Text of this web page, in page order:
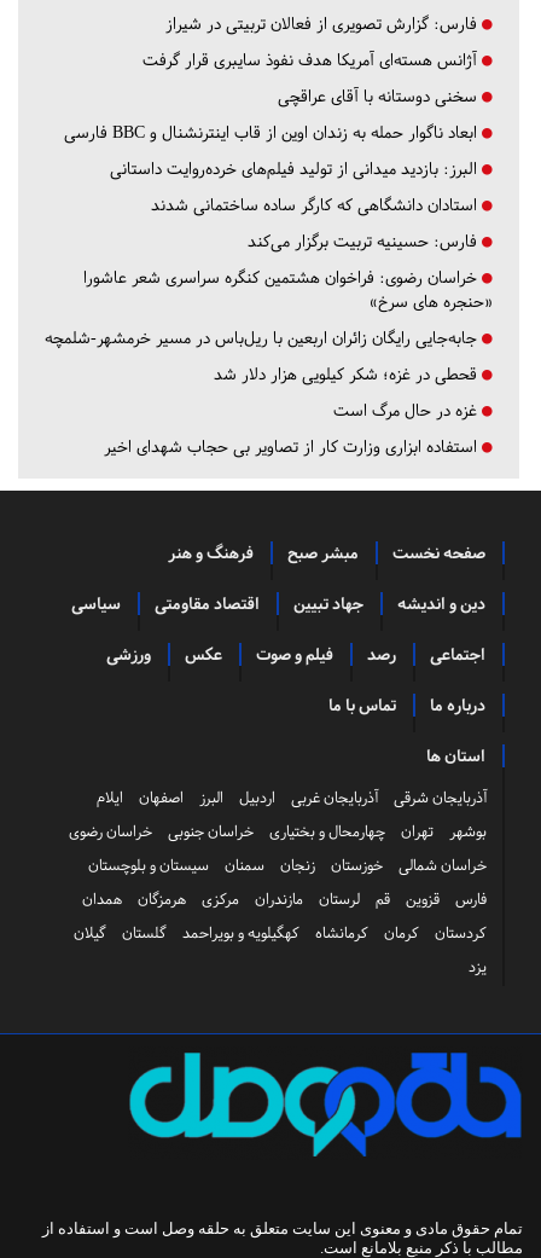
فارس: گزارش تصویری از فعالان تربیتی در شیراز
آژانس هسته‌ای آمریکا هدف نفوذ سایبری قرار گرفت
سخنی دوستانه با آقای عراقچی
ابعاد ناگوار حمله به زندان اوین از قاب اینترنشنال و BBC فارسی
البرز: بازدید میدانی از تولید فیلم‌های خرده‌روایت داستانی
استادان دانشگاهی که کارگر ساده ساختمانی شدند
فارس: حسینیه تربیت برگزار می‌کند
خراسان رضوی: فراخوان هشتمین کنگره سراسری شعر عاشورا
«حنجره های سرخ»
جابه‌جایی رایگان زائران اربعین با ریل‌باس در مسیر خرمشهر-شلمچه
قحطی در غزه؛ شکر کیلویی هزار دلار شد
غزه در حال مرگ است
استفاده ابزاری وزارت کار از تصاویر بی حجاب شهدای اخیر
صفحه نخست مبشر صبح فرهنگ و هنر
دین و اندیشه جهاد تبیین اقتصاد مقاومتی سیاسی
اجتماعی رصد فیلم و صوت عکس ورزشی
درباره ما تماس با ما
استان ها
آذربایجان شرقی آذربایجان غربی اردبیل البرز اصفهان
ایلام
بوشهر
تهران چهارمحال و بختیاری خراسان جنوبی
خراسان رضوی
خراسان شمالی
خوزستان زنجان سمنان
سیستان و بلوچستان
فارس
قزوین قم لرستان مازندران مرکزی هرمزگان
همدان
کردستان
کرمان کرمانشاه کهگیلویه و بویراحمد گلستان
گیلان
یزد
تمام حقوق مادی و معنوی این سایت متعلق به حلقه وصل است و استفاده از
مطالب با ذکر منبع بلامانع است.